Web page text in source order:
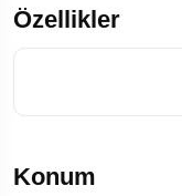
Özellikler
Konum